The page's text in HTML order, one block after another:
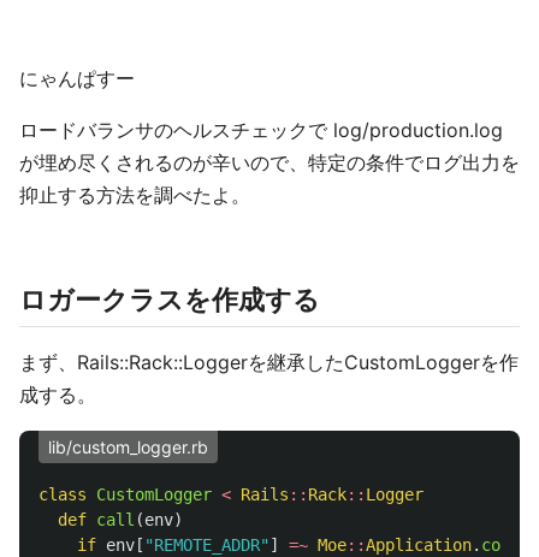
にゃんぱすー
ロードバランサのヘルスチェックで log/production.log
が埋め尽くされるのが辛いので、特定の条件でログ出力を
抑止する方法を調べたよ。
ロガークラスを作成する
まず、Rails::Rack::Loggerを継承したCustomLoggerを作
成する。
lib/custom_logger.rb
class CustomLogger < Rails :: Rack:: Logger
def call (env)
if env [ "REMOTE_ADDR" ] =~ Moe::Application. config